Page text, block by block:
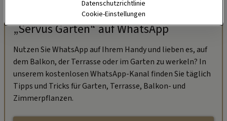
„Servus Garten“ auf WhatsApp
Nutzen Sie WhatsApp auf Ihrem Handy und lieben es, auf
dem Balkon, der Terrasse oder im Garten zu werkeln? In
unserem kostenlosen WhatsApp-Kanal finden Sie täglich
Tipps und Tricks für Garten, Terrasse, Balkon- und
Zimmerpflanzen.
Datenschutzrichtlinie
Cookie-Einstellungen